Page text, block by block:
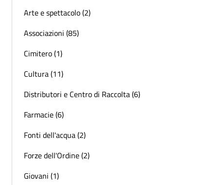
Arte e spettacolo (2)
Associazioni (85)
Cimitero (1)
Cultura (11)
Distributori e Centro di Raccolta (6)
Farmacie (6)
Fonti dell'acqua (2)
Forze dell'Ordine (2)
Giovani (1)